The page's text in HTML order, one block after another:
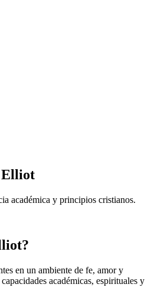
Elliot
académica y principios cristianos.
en un ambiente de fe, amor y
académicas, espirituales y